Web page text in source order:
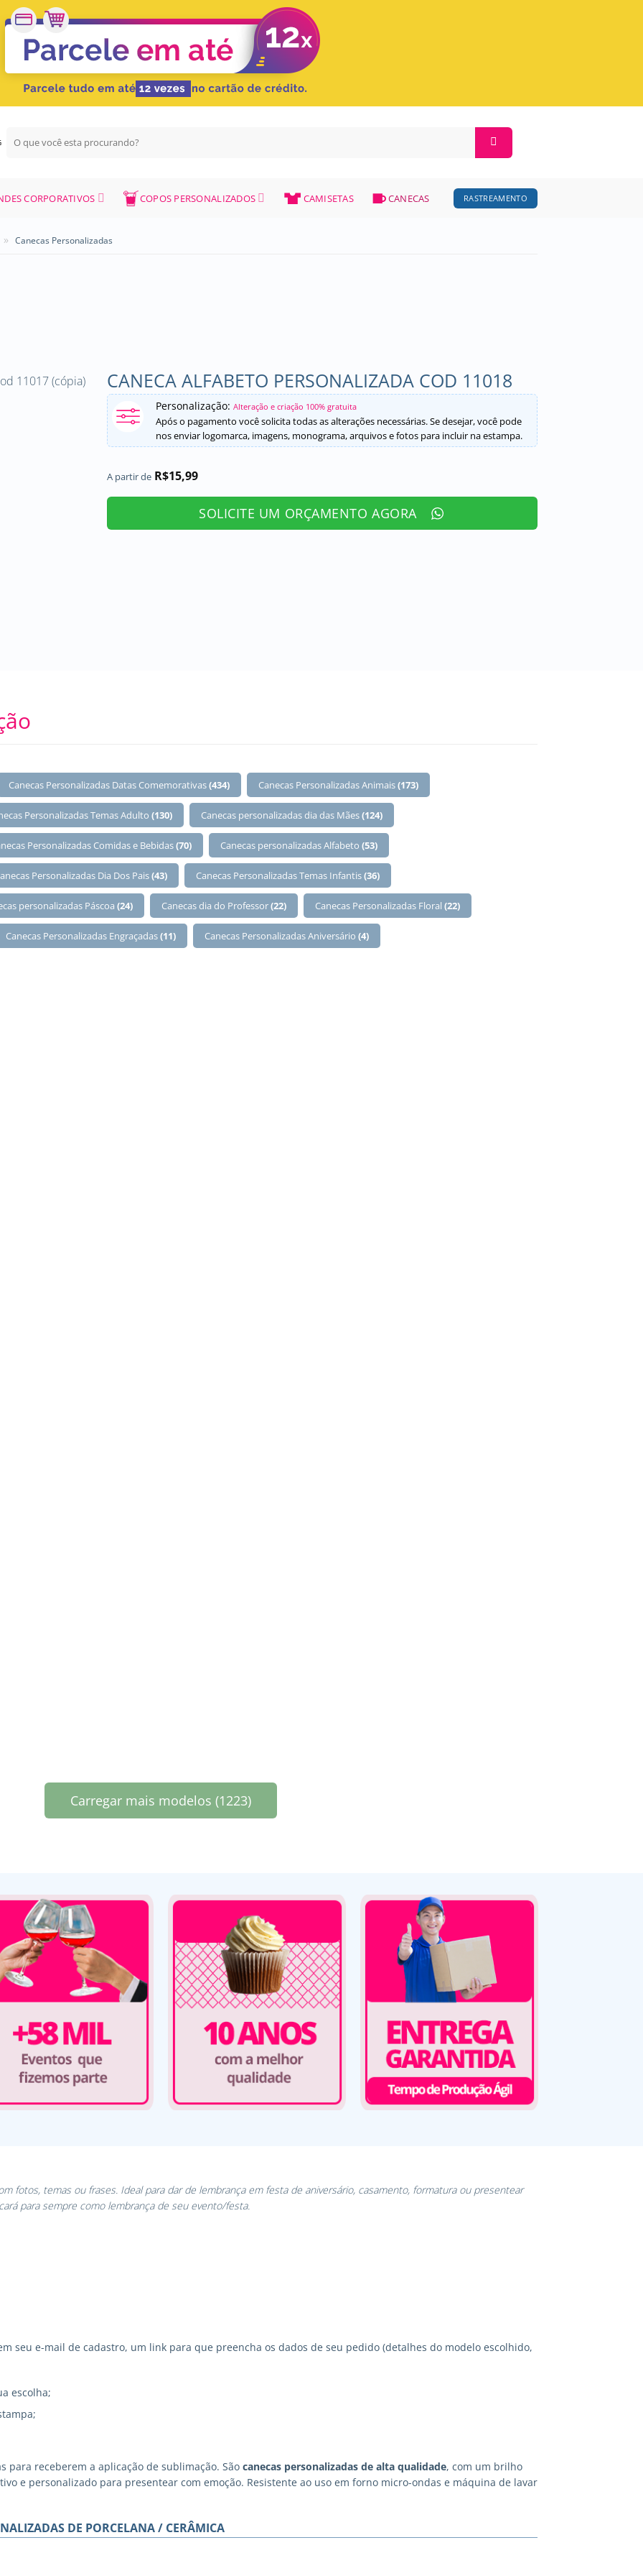
por:
CORPORATIVOS COPOS PERSONALIZADOS CAMISETAS CANECAS RASTREAMENTO
» Canecas Personalizadas
CANECA ALFABETO PERSONALIZADA COD 11018
Personalização: Alteração e criação 100% gratuita
Após o pagamento você solicita todas as alterações necessárias. Se desejar, você pode
nos enviar logomarca, imagens, monograma, arquivos e fotos para incluir na estampa.
A partir de R$15,99
SOLICITE UM ORÇAMENTO AGORA
Canecas Personalizadas Datas Comemorativas(434) Canecas Personalizadas Animais(173)
Personalizadas Temas Adulto (130) Canecas personalizadas dia das Mães(124)
Personalizadas Comidas e Bebidas(70) Canecas personalizadas Alfabeto (53)
Personalizadas Dia Dos Pais(43) Canecas Personalizadas Temas Infantis(36)
personalizadas Páscoa (24) Canecas dia do Professor(22) Canecas Personalizadas Floral (22)
Canecas Personalizadas Engraçadas(11) Canecas Personalizadas Aniversário (4)
Carregar mais modelos (1223)
fotos, temas ou frases. Ideal para dar de lembrança em festa de aniversário, casamento, formatura ou presentear
para sempre como lembrança de seu evento/festa.
seu e-mail de cadastro, um link para que preencha os dados de seu pedido (detalhes do modelo escolhido,
escolha;
para receberem a aplicação de sublimação. São canecas personalizadas de alta qualidade, com um brilho
e personalizado para presentear com emoção. Resistente ao uso em forno micro-ondas e máquina de lavar
DE PORCELANA / CERÂMICA